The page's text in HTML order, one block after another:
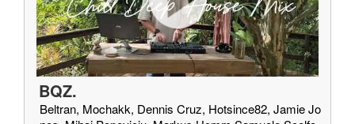
BQZ.
Beltran, Mochakk, Dennis Cruz, Hotsince82, Jamie Jo